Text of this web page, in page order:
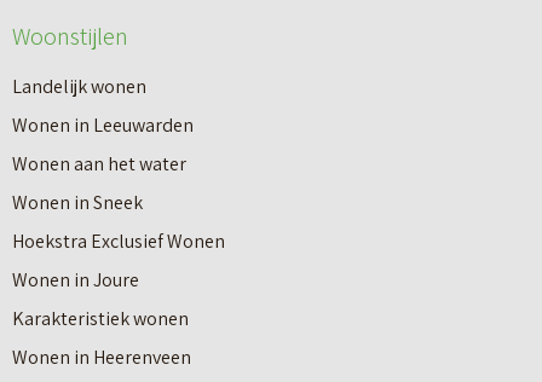
Woonstijlen
Landelijk wonen
Wonen in Leeuwarden
Wonen aan het water
Wonen in Sneek
Hoekstra Exclusief Wonen
Wonen in Joure
Karakteristiek wonen
Wonen in Heerenveen